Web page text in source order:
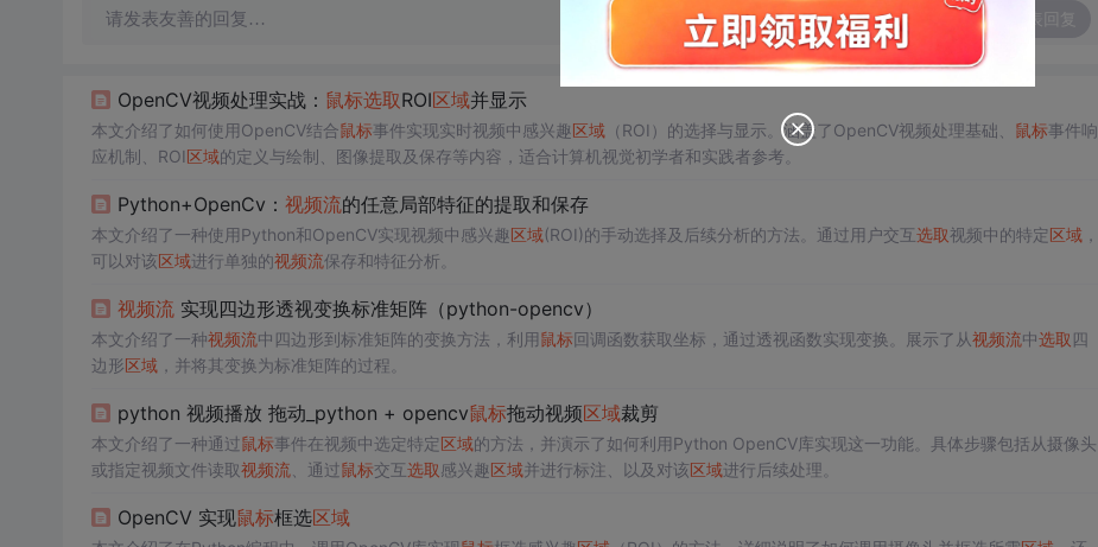
请发表友善的回复…
OpenCV视频处理实战： 鼠标选取ROI区域并显示
本文介绍了如何使用OpenCV结合鼠标事件实现实时视频中感兴趣区域 （ROI）的选择与显示。涵盖了OpenCV视频处理基础、 鼠标事件响
应机制、ROI区域的定义与绘制、图像提取及保存等内容，适合计算机视觉初学者和实践者参考。
Python+OpenCv： 视频流的任意局部特征的提取和保存
本文介绍了一种使用Python和OpenCV实现视频中感兴趣区域(ROI)的手动选择及后续分析的方法。通过用户交互选取视频中的特定区域 ，
可以对该区域进行单独的视频流保存和特征分析。
视频流实现四边形透视变换标准矩阵（python-opencv）
本文介绍了一种视频流中四边形到标准矩阵的变换方法，利用鼠标回调函数获取坐标，通过透视函数实现变换。展示了从视频流中选取 四
边形区域 ，并将其变换为标准矩阵的过程。
python 视频播放 拖动_python + opencv鼠标拖动视频区域裁剪
本文介绍了一种通过鼠标事件在视频中选定特定区域的方法，并演示了如何利用Python OpenCV库实现这一功能。具体步骤包括从摄像头
或指定视频文件读取视频流、通过鼠标交互选取感兴趣区域并进行标注、以及对该区域进行后续处理。
OpenCV 实现鼠标框选区域